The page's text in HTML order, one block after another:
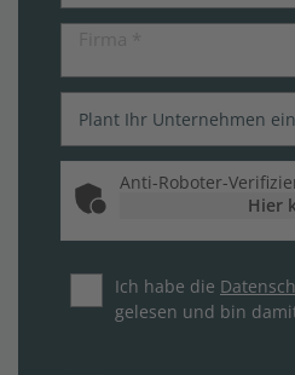
Anti-Roboter-
Hier
Ich habe die
gelesen und bin